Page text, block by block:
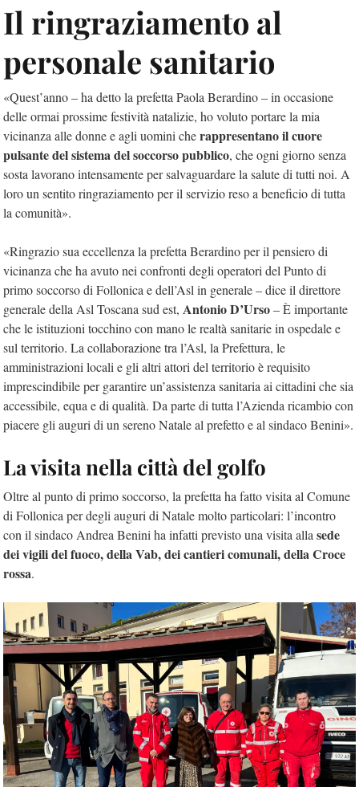
Il ringraziamento al
personale sanitario
«Quest’anno – ha detto la prefetta Paola Berardino – in occasione
delle ormai prossime festività natalizie, ho voluto portare la mia
vicinanza alle donne e agli uomini cherappresentano il cuore
pulsante del sistema del soccorso pubblico, che ogni giorno senza
sosta lavorano intensamente per salvaguardare la salute di tutti noi. A
loro un sentito ringraziamento per il servizio reso a beneficio di tutta
la comunità».
«Ringrazio sua eccellenza la prefetta Berardino per il pensiero di
vicinanza che ha avuto nei confronti degli operatori del Punto di
primo soccorso di Follonica e dell’Asl in generale – dice il direttore
generale della Asl Toscana sud est, Antonio D’Urso– È importante
che le istituzioni tocchino con mano le realtà sanitarie in ospedale e
sul territorio. La collaborazione tra l’Asl, la Prefettura, le
amministrazioni locali e gli altri attori del territorio è requisito
imprescindibile per garantire un’assistenza sanitaria ai cittadini che sia
accessibile, equa e di qualità. Da parte di tutta l’Azienda ricambio con
piacere gli auguri di un sereno Natale al prefetto e al sindaco Benini».
La visita nella città del golfo
Oltre al punto di primo soccorso, la prefetta ha fatto visita al Comune
di Follonica per degli auguri di Natale molto particolari: l’incontro
con il sindaco Andrea Benini ha infatti previsto una visita alla sede
dei vigili del fuoco, della Vab, dei cantieri comunali, della Croce
rossa.